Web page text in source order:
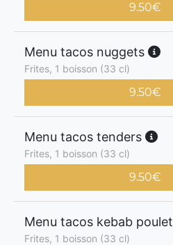
9.50€
Menu tacos nuggets
Frites, 1 boisson (33 cl)
9.50€
Menu tacos tenders
Frites, 1 boisson (33 cl)
9.50€
Menu tacos kebab poulet
Frites, 1 boisson (33 cl)